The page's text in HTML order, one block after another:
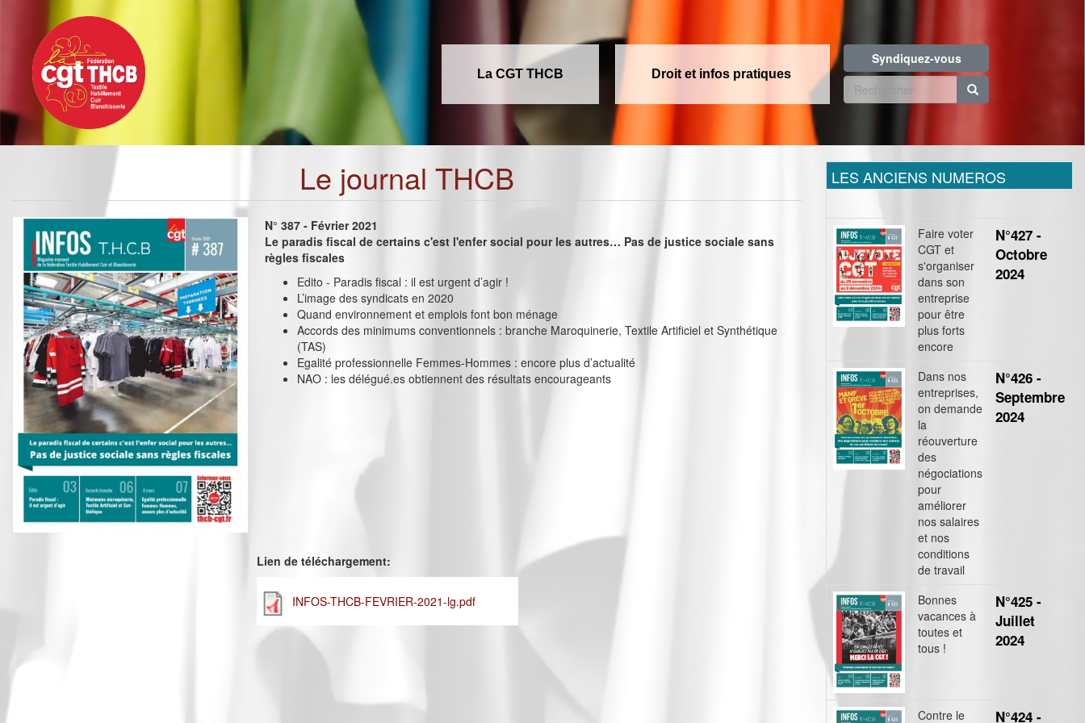
contenu
principal
La CGT THCB Droit et infos pratiques
Syndiquez-vous
Formulaire
recherche
Le journal THCB
N° 387 - Février 2021
Le paradis fiscal de certains c'est l'enfer social pour les autres… Pas de justice sociale sans
règles fiscales
Edito - Paradis fiscal : il est urgent d’agir !
L’image des syndicats en 2020
Quand environnement et emplois font bon ménage
Accords des minimums conventionnels : branche Maroquinerie, Textile Artificiel et Synthétique
(TAS)
Egalité professionnelle Femmes-Hommes : encore plus d’actualité
NAO : les délégué.es obtiennent des résultats encourageants
Lien de téléchargement:
INFOS-THCB-FEVRIER-2021-lg.pdf
LES ANCIENS NUMEROS
Faire voter
CGT et
s'organiser
dans son
entreprise
pour être
plus forts
encore
N°427 -
Octobre
2024
Dans nos
entreprises,
on demande
la
réouverture
des
négociations
pour
améliorer
nos salaires
et nos
conditions
de travail
N°426 -
Septembre
2024
Bonnes
vacances à
toutes et
tous !
N°425 -
Juillet
2024
Contre le N°424 -